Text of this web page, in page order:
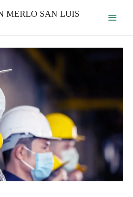
MERLO SAN LUIS